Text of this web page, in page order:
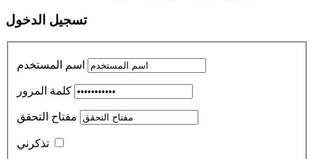
تسجيل الدخول
اسم المستخدم
كلمة المرور
مفتاح التحقق
تذكرني